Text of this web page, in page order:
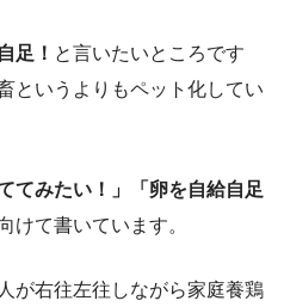
足！ と言いたいところです
というよりもペット化してい
てみたい！」「卵を自給自足
けて書いています。
が右往左往しながら家庭養鶏